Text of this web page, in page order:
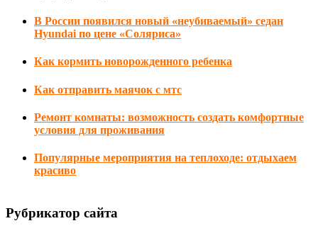
В России появился новый «неубиваемый» седан
Hyundai по цене «Соляриса»
Как кормить новорожденного ребенка
Как отправить маячок с мтс
Ремонт комнаты: возможность создать комфортные
условия для проживания
Популярные мероприятия на теплоходе: отдыхаем
красиво
Рубрикатор сайта